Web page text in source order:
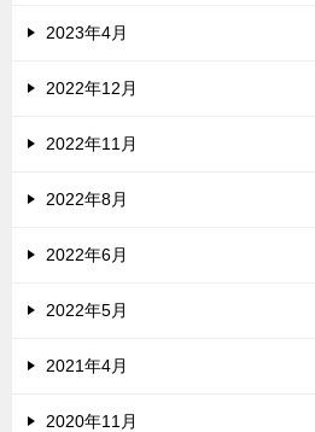
2023年4月
2022年12月
2022年11月
2022年8月
2022年6月
2022年5月
2021年4月
2020年11月